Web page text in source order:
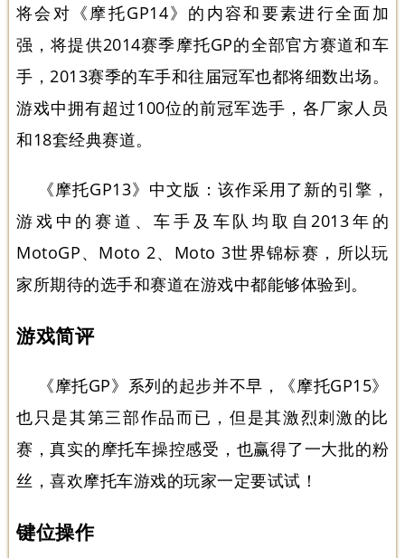
将会对《摩托GP14》的内容和要素进行全面加
强，将提供2014赛季摩托GP的全部官方赛道和车
手，2013赛季的车手和往届冠军也都将细数出场。
游戏中拥有超过100位的前冠军选手，各厂家人员
和18套经典赛道。
《摩托GP13》中文版 ：该作采用了新的引擎，
游戏中的赛道、车手及车队均取自2013年的
MotoGP、Moto 2、Moto 3世界锦标赛，所以玩
家所期待的选手和赛道在游戏中都能够体验到。
游戏简评
《摩托GP》系列的起步并不早，《摩托GP15》
也只是其第三部作品而已，但是其激烈刺激的比
赛，真实的摩托车操控感受，也赢得了一大批的粉
丝，喜欢摩托车游戏的玩家一定要试试！
键位操作